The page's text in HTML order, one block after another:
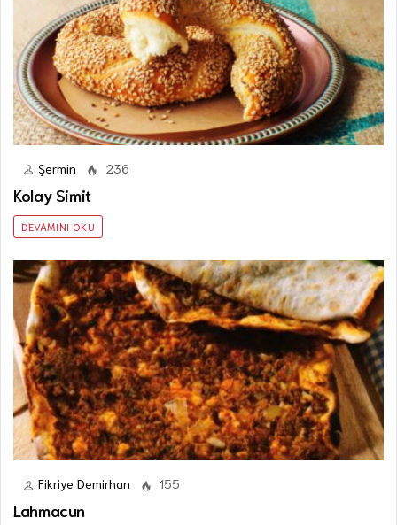
Şermin 236
Kolay Simit
DEVAMINI OKU
Fikriye Demirhan 155
Lahmacun